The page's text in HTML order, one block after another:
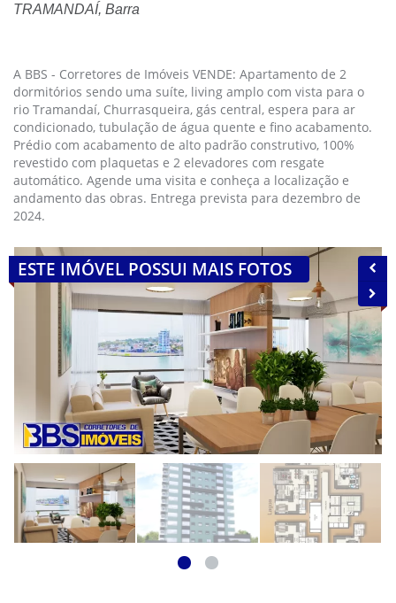
TRAMANDAÍ, Barra
A BBS - Corretores de Imóveis VENDE: Apartamento de 2
dormitórios sendo uma suíte, living amplo com vista para o
rio Tramandaí, Churrasqueira, gás central, espera para ar
condicionado, tubulação de água quente e fino acabamento.
Prédio com acabamento de alto padrão construtivo, 100%
revestido com plaquetas e 2 elevadores com resgate
automático. Agende uma visita e conheça a localização e
andamento das obras. Entrega prevista para dezembro de
2024.
ESTE IMÓVEL POSSUI MAIS FOTOS